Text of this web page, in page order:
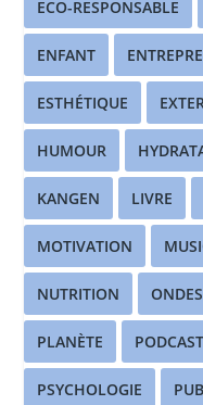
ECO-RESPONSABLE
ENFANT
ESTHÉTIQUE
HUMOUR
KANGEN LIVRE
MOTIVATION
NUTRITION ONDES
PLANÈTE PODCAST
PSYCHOLOGIE PUB